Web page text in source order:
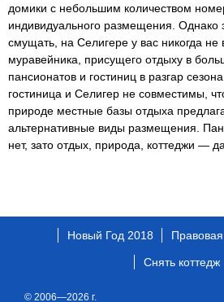
домики с небольшим количеством
индивидуального размещения. Однако
смущать, на Селигере у вас никогда
муравейника, присущего отдыху в
пансионатов и гостиниц в разгар
гостиница и Селигер не совместимы,
природе местные базы отдыха
альтернативные виды размещения.
нет, зато отдых, природа, коттеджи —
Новый Год 2018
Снять коттедж
© 2006—2026 г.